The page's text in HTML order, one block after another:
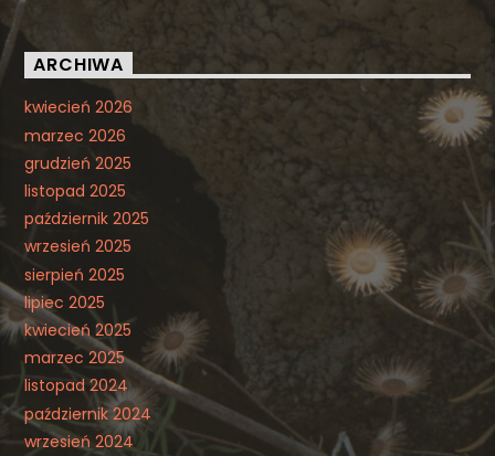
ARCHIWA
kwiecień 2026
marzec 2026
grudzień 2025
listopad 2025
październik 2025
wrzesień 2025
sierpień 2025
lipiec 2025
kwiecień 2025
marzec 2025
listopad 2024
październik 2024
wrzesień 2024